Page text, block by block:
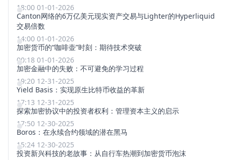
18:00 01-01-2026
Canton网络的6万亿美元现实资产交易与Lighter的Hyperliquid
交易倍数
14:00 01-01-2026
加密货币的“咖啡壶”时刻：期待技术突破
00:18 01-01-2026
加密金融中的失败：不可避免的学习过程
19:20 12-31-2025
Yield Basis：实现原生比特币收益的革新
17:13 12-31-2025
探索加密协议中的投资者权利：管理资本主义的启示
17:50 12-30-2025
Boros：在永续合约领域的潜在黑马
15:24 12-30-2025
投资新兴科技的老故事：从自行车热潮到加密货币泡沫